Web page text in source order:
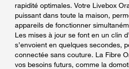
rapidité optimales. Votre Livebox
puissant dans toute la maison,
appareils de fonctionner
Les mises à jour se font en un clin
s’envoient en quelques secondes,
connectée sans couture. La Fibre
vos besoins futurs, comme la